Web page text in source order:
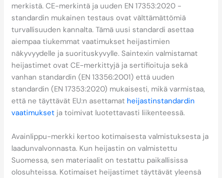
merkistä. CE-merkintä ja uuden EN 17353:2020 -
standardin mukainen testaus ovat välttämättömiä
turvallisuuden kannalta. Tämä uusi standardi asettaa
aiempaa tiukemmat vaatimukset heijastimien
näkyvyydelle ja suorituskyvylle. Saintexin valmistamat
heijastimet ovat CE-merkittyjä ja sertifioituja sekä
vanhan standardin (EN 13356:2001) että uuden
standardin (EN 17353:2020) mukaisesti, mikä varmistaa,
että ne täyttävät EU:n asettamat heijastinstandardin
vaatimukset ja toimivat luotettavasti liikenteessä.
Avainlippu-merkki kertoo kotimaisesta valmistuksesta ja
laadunvalvonnasta. Kun heijastin on valmistettu
Suomessa, sen materiaalit on testattu paikallisissa
olosuhteissa. Kotimaiset heijastimet täyttävät yleensä